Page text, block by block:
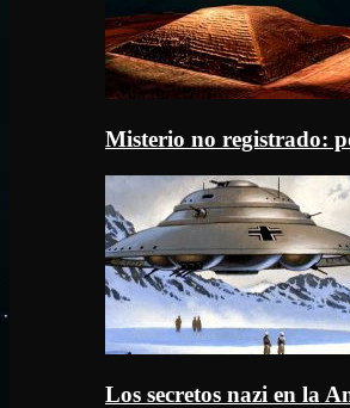
Misterio no registrado:
Los secretos nazi en la